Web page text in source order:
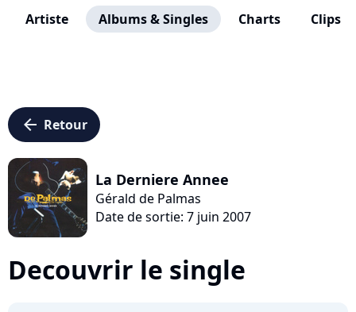
Artiste Albums & Singles Charts Clips
arrow_left Retour
La Derniere Annee
Gérald de Palmas
Date de sortie: 7 juin 2007
Decouvrir le single